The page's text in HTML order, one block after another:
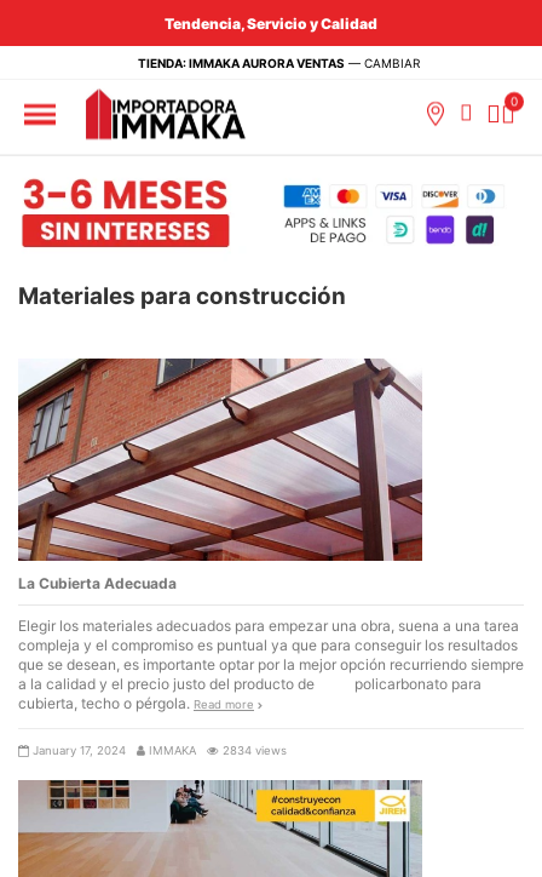
Tendencia, Servicio y Calidad
TIENDA: IMMAKA AURORA VENTAS — CAMBIAR
Materiales para construcción
La Cubierta Adecuada
Elegir los materiales adecuados para empezar una obra, suena a una tarea
compleja y el compromiso es puntual ya que para conseguir los resultados
que se desean, es importante optar por la mejor opción recurriendo siempre
a la calidad y el precio justo del producto de policarbonato para
cubierta, techo o pérgola. Read more
January 17, 2024 IMMAKA 2834 views